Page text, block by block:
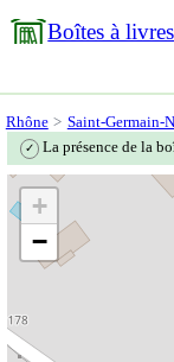
Boîtes à livres
Rhône Saint-Germain-
✓ La présence de la
+
−